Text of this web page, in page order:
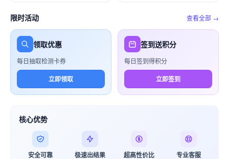
限时活动 查看全部 →
领取优惠
每日抽取检测卡券
立即领取
签到送积分
每日签到得积分
立即签到
核心优势
安全可靠 极速出结果 超高性价比 专业客服